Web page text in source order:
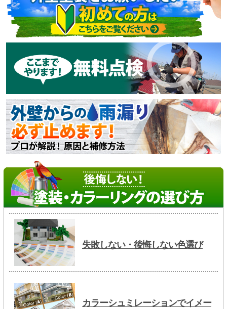
失敗しない・後悔しない色選び
カラーシュミレーションでイメー